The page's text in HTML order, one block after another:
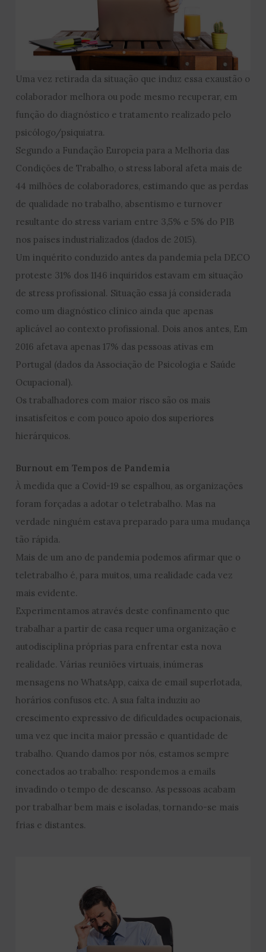
Uma vez retirada da situação que induz essa exaustão o
colaborador melhora ou pode mesmo recuperar, em
função do diagnóstico e tratamento realizado pelo
psicólogo/psiquiatra.
Segundo a Fundação Europeia para a Melhoria das
Condições de Trabalho, o stress laboral afeta mais de
44 milhões de colaboradores, estimando que as perdas
de qualidade no trabalho, absentismo e turnover
resultante do stress variam entre 3,5% e 5% do PIB
nos países industrializados (dados de 2015).
Um inquérito conduzido antes da pandemia pela DECO
proteste 31% dos 1146 inquiridos estavam em situação
de stress profissional. Situação essa já considerada
como um diagnóstico clínico ainda que apenas
aplicável ao contexto profissional. Dois anos antes, Em
2016 afetava apenas 17% das pessoas ativas em
Portugal (dados da Associação de Psicologia e Saúde
Ocupacional).
Os trabalhadores com maior risco são os mais
insatisfeitos e com pouco apoio dos superiores
hierárquicos.
Burnout em Tempos de Pandemia
À medida que a Covid-19 se espalhou, as organizações
foram forçadas a adotar o teletrabalho. Mas na
verdade ninguém estava preparado para uma mudança
tão rápida.
Mais de um ano de pandemia podemos afirmar que o
teletrabalho é, para muitos, uma realidade cada vez
mais evidente.
Experimentamos através deste confinamento que
trabalhar a partir de casa requer uma organização e
autodisciplina próprias para enfrentar esta nova
realidade. Várias reuniões virtuais, inúmeras
mensagens no WhatsApp, caixa de email superlotada,
horários confusos etc. A sua falta induziu ao
crescimento expressivo de dificuldades ocupacionais,
uma vez que incita maior pressão e quantidade de
trabalho. Quando damos por nós, estamos sempre
conectados ao trabalho: respondemos a emails
invadindo o tempo de descanso. As pessoas acabam
por trabalhar bem mais e isoladas, tornando-se mais
frias e distantes.